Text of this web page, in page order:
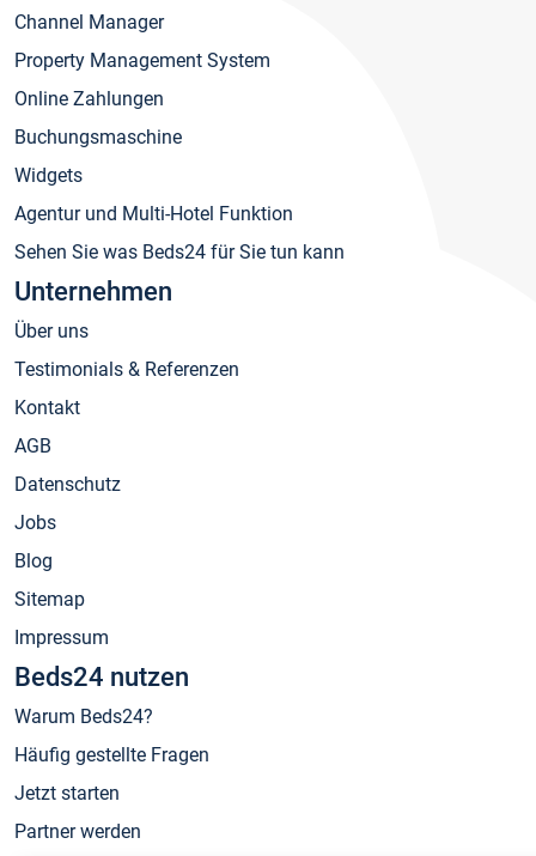
Channel Manager
Property Management System
Online Zahlungen
Buchungsmaschine
Widgets
Agentur und Multi-Hotel Funktion
Sehen Sie was Beds24 für Sie tun kann
Unternehmen
Über uns
Testimonials & Referenzen
Kontakt
AGB
Datenschutz
Jobs
Blog
Sitemap
Impressum
Beds24 nutzen
Warum Beds24?
Häufig gestellte Fragen
Jetzt starten
Partner werden